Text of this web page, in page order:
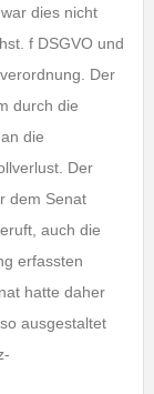
dies nicht
f DSGVO und
Der
durch die
die
Der
dem Senat
auch die
erfassten
hatte daher
ausgestaltet